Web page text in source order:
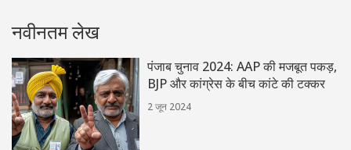
नवीनतम लेख
पंजाब चुनाव 2024: AAP की मजबूत पकड़,
BJP और कांग्रेस के बीच कांटे की टक्कर
2 जून 2024